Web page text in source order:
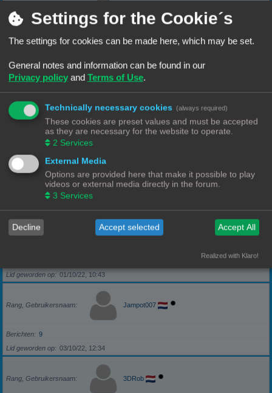
Rang, Gebruikersnaam darkzero
Berichten
5
Rang, Gebruikersnaam
Berichten
29/09/22, 17:18
Rang, Gebruikersnaam
Lid geworden op
30/09/22, 13:40
Rang, Gebruikersnaam Robbel2005
Lid geworden op
01/10/22, 10:43
Rang, Gebruikersnaam Jampot007
Berichten
9
Lid geworden op
03/10/22, 12:34
Rang, Gebruikersnaam 3DRob
Settings for the Cookie´s
The settings for cookies can be made here, which may be set.
General notes and information can be found in our
Privacy policy and Terms of Use.
Technically necessary cookies (always required)
These cookies are preset values and must be accepted
as they are necessary for the website to operate.
2 Services
External Media
Options are provided here that make it possible to play
videos or external media directly in the forum.
3 Services
Decline Accept selected Accept All
Realized with Klaro!